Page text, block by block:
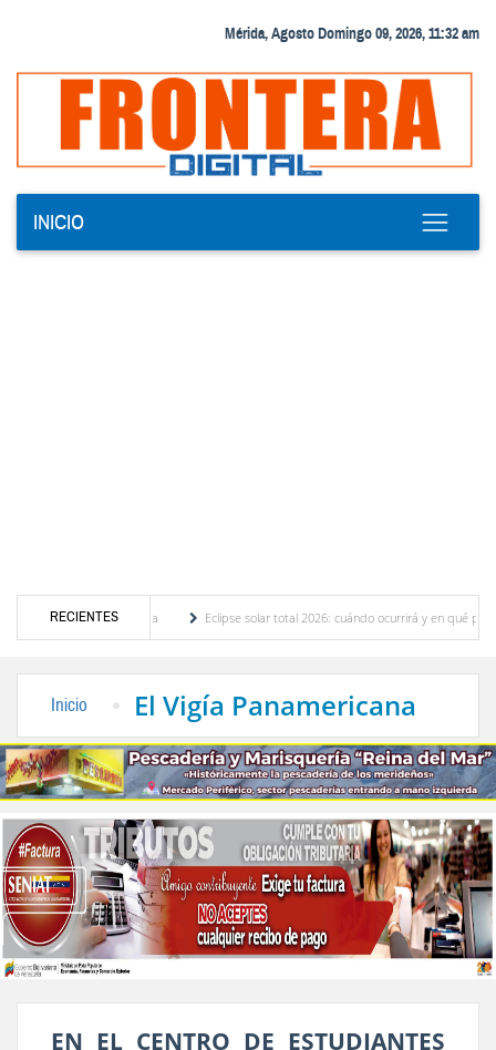
Mérida, Agosto Domingo 09, 2026, 11:32 am
INICIO
RECIENTES
en Mérida
Eclipse solar total 2026: cuándo ocurrirá y en qué países será
Inicio El Vigía Panamericana
EN EL CENTRO DE ESTUDIANTES